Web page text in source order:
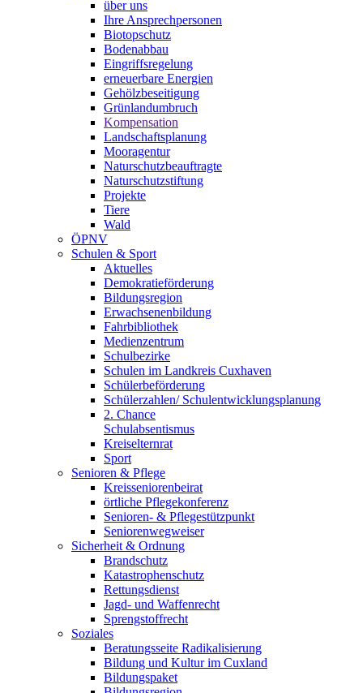
über uns
Ihre Ansprechpersonen
Biotopschutz
Bodenabbau
Eingriffsregelung
erneuerbare Energien
Gehölzbeseitigung
Grünlandumbruch
Kompensation
Landschaftsplanung
Mooragentur
Naturschutzbeauftragte
Naturschutzstiftung
Projekte
Tiere
Wald
ÖPNV
Schulen & Sport
Aktuelles
Demokratieförderung
Bildungsregion
Erwachsenenbildung
Fahrbibliothek
Medienzentrum
Schulbezirke
Schulen im Landkreis Cuxhaven
Schülerbeförderung
Schülerzahlen/ Schulentwicklungsplanung
2. Chance
Schulabsentismus
Kreiselternrat
Sport
Senioren & Pflege
Kreisseniorenbeirat
örtliche Pflegekonferenz
Senioren- & Pflegestützpunkt
Seniorenwegweiser
Sicherheit & Ordnung
Brandschutz
Katastrophenschutz
Rettungsdienst
Jagd- und Waffenrecht
Sprengstoffrecht
Soziales
Beratungsseite Radikalisierung
Bildung und Kultur im Cuxland
Bildungspaket